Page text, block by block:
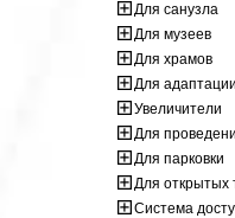
Для санузла
Для музеев
Для храмов
Для
Увеличители
Для
Для парковки
Для открытых
Система